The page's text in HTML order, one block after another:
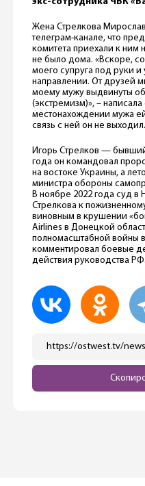
Жена Стрелкова
телеграм-канале, что
комитета приехали к ним
не было дома. «Вскоре,
моего супруга под руки и
направлении. От друзей
моему мужу выдвинуты
(экстремизм)», –
местонахождении мужа
связь с ней он не выходил.
Игорь Стрелков —
года он командовал
на востоке Украины, а
министра обороны
В ноябре 2022 года суд в
Стрелкова к
виновным в крушении
Airlines в Донецкой
полномасштабной войны
комментировал боевые
действия руководства РФ.